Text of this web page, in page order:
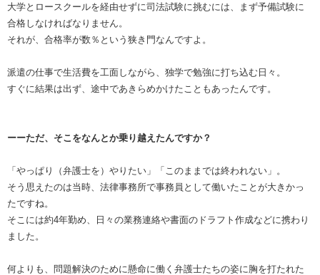
大学とロースクールを経由せずに司法試験に挑むには、まず予備試験に
合格しなければなりません。
それが、合格率が数％という狭き門なんですよ。
派遣の仕事で生活費を工面しながら、独学で勉強に打ち込む日々。
すぐに結果は出ず、途中であきらめかけたこともあったんです。
ーーただ、そこをなんとか乗り越えたんですか？
「やっぱり（弁護士を）やりたい」「このままでは終われない」。
そう思えたのは当時、法律事務所で事務員として働いたことが大きかっ
たですね。
そこには約4年勤め、日々の業務連絡や書面のドラフト作成などに携わり
ました。
何よりも、問題解決のために懸命に働く弁護士たちの姿に胸を打たれた